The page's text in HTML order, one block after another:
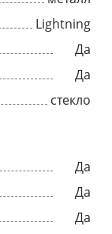
Lightning
Да
Да
стекло
Да
Да
Да